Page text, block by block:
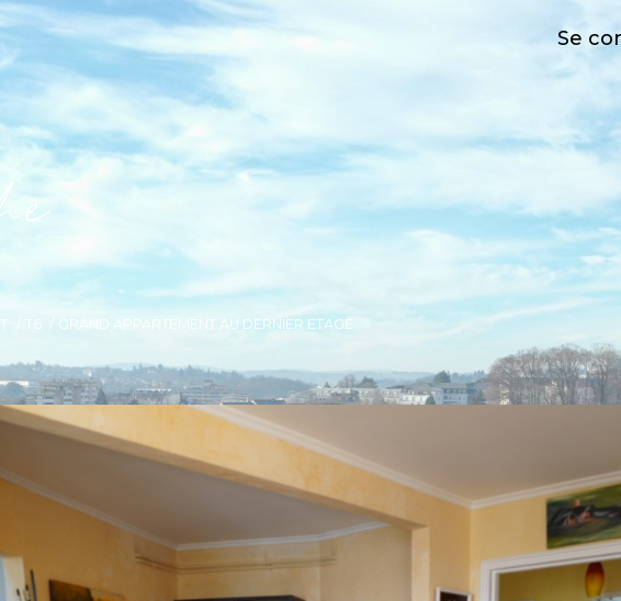
Se
e
T6 GRAND APPARTEMENT AU DERNIER ETAGE